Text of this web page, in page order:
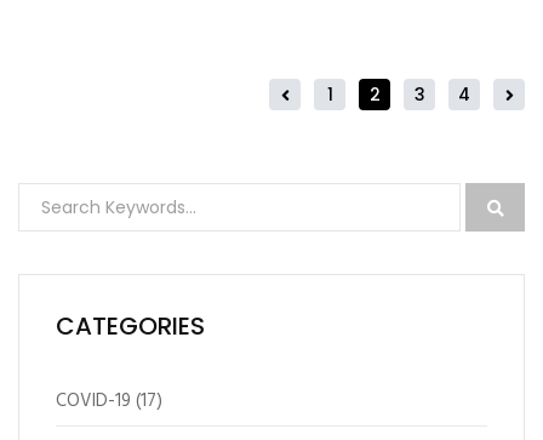
1 2 3 4
CATEGORIES
COVID-19 (17)